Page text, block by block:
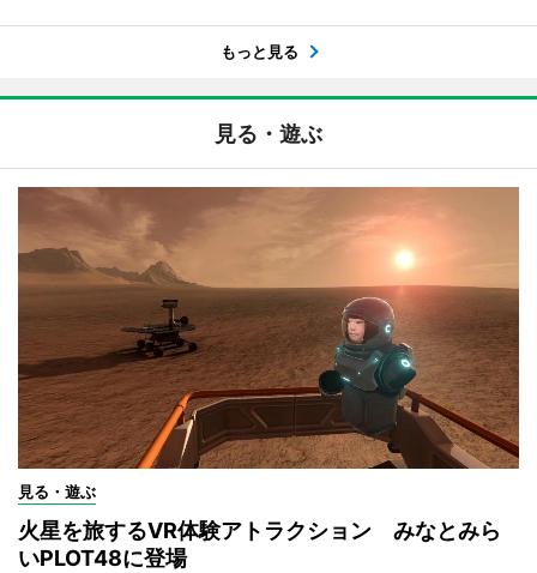
もっと見る
見る・遊ぶ
見る・遊ぶ
火星を旅するVR体験アトラクション みなとみら
いPLOT48に登場